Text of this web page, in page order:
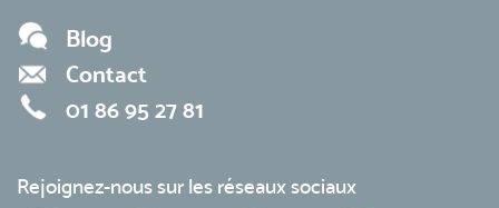
Blog
Contact
01 86 95 27 81
Rejoignez-nous sur les réseaux sociaux